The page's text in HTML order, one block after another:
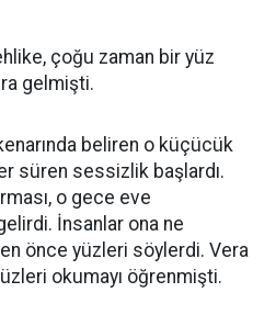
çoğu zaman bir yüz
gelmişti.
beliren o küçücük
süren sessizlik başlardı.
o gece eve
İnsanlar ona ne
önce yüzleri söylerdi. Vera
okumayı öğrenmişti.